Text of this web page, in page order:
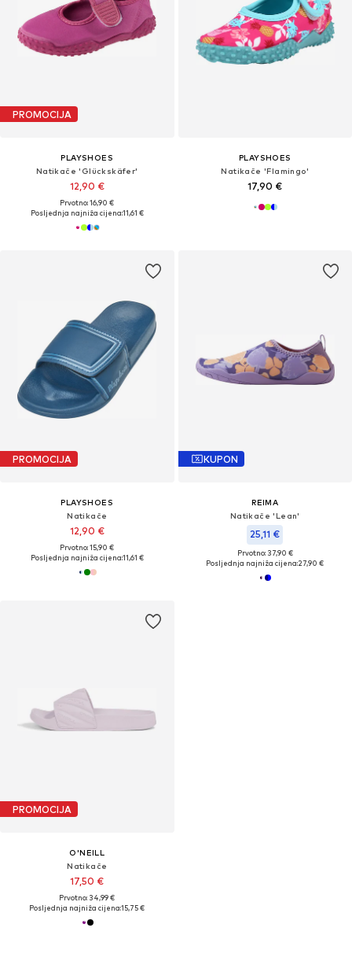
PROMOCIJA
PLAYSHOES
Natikače 'Glückskäfer'
12,90 €
Prvotno: 16,90 €
Posljednja najniža cijena:11,61 €
PLAYSHOES
Natikače 'Flamingo'
17,90 €
PROMOCIJA
PLAYSHOES
Natikače
12,90 €
Prvotno: 15,90 €
Posljednja najniža cijena:11,61 €
KUPON
REIMA
Natikače 'Lean'
25,11 €
Prvotno: 37,90 €
Posljednja najniža cijena:27,90 €
PROMOCIJA
O'NEILL
Natikače
17,50 €
Prvotno: 34,99 €
Posljednja najniža cijena:15,75 €